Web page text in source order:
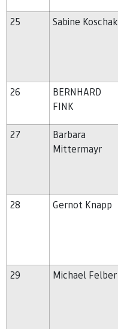
25 Sabine Koschak
26
BERNHARD
FINK
27
Barbara
Mittermayr
28 Gernot Knapp
29 Michael Felber